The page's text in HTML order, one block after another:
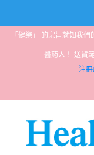
「健樂」 的宗旨就如我
醫葯人！ 送貨
注冊